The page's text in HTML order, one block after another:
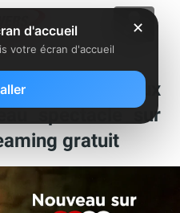
6 nouveaux
spectacle sur
gratuit
✕
d'accueil
votre écran d'accueil